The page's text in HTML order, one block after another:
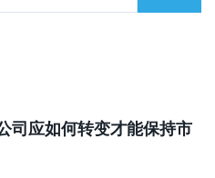
司应如何转变才能保持市